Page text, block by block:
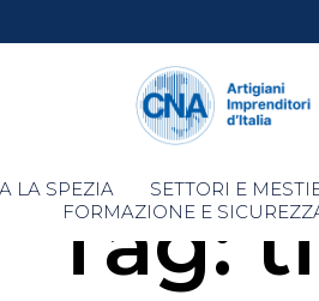
to
LA SPEZIA SETTORI E
FORMAZIONE E
Tag: